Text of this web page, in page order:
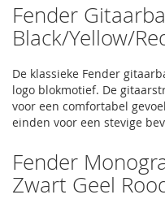
Fender
Black/Yellow/
De klassieke Fender
logo blokmotief. De
voor een comfortabel
einden voor een stevige
Fender
Zwart Geel